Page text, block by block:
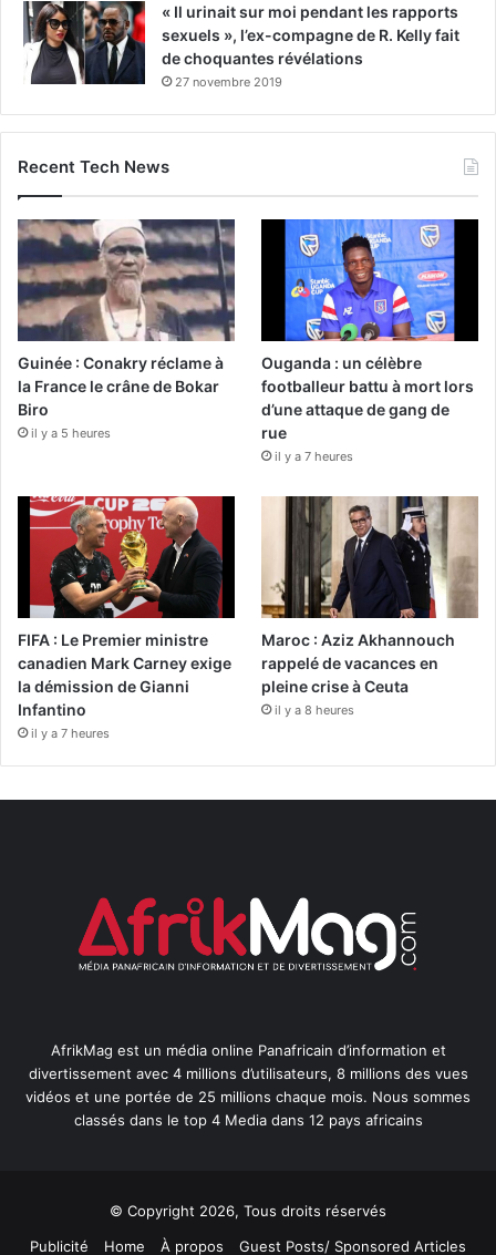
« Il urinait sur moi pendant les rapports
sexuels », l’ex-compagne de R. Kelly fait
de choquantes révélations
27 novembre 2019
Recent Tech News
Guinée : Conakry réclame à
la France le crâne de Bokar
Biro
il y a 5 heures
Ouganda : un célèbre
footballeur battu à mort lors
d’une attaque de gang de
rue
il y a 7 heures
FIFA : Le Premier ministre
canadien Mark Carney exige
la démission de Gianni
Infantino
il y a 7 heures
Maroc : Aziz Akhannouch
rappelé de vacances en
pleine crise à Ceuta
il y a 8 heures
AfrikMag est un média online Panafricain d’information et
divertissement avec 4 millions d’utilisateurs, 8 millions des vues
vidéos et une portée de 25 millions chaque mois. Nous sommes
classés dans le top 4 Media dans 12 pays africains
© Copyright 2026, Tous droits réservés
Publicité
Home À propos Guest Posts/ Sponsored Articles